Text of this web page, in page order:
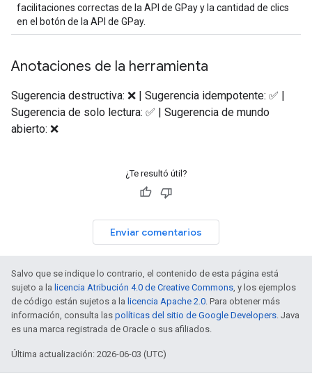
facilitaciones correctas de la API de GPay y la cantidad de clics
en el botón de la API de GPay.
Anotaciones de la herramienta
Sugerencia destructiva: ❌ | Sugerencia idempotente: ✅ |
Sugerencia de solo lectura: ✅ | Sugerencia de mundo
abierto: ❌
¿Te resultó útil?
Enviar comentarios
Salvo que se indique lo contrario, el contenido de esta página está
sujeto a la licencia Atribución 4.0 de Creative Commons, y los ejemplos
de código están sujetos a la licencia Apache 2.0. Para obtener más
información, consulta las políticas del sitio de Google Developers. Java
es una marca registrada de Oracle o sus afiliados.
Última actualización: 2026-06-03 (UTC)